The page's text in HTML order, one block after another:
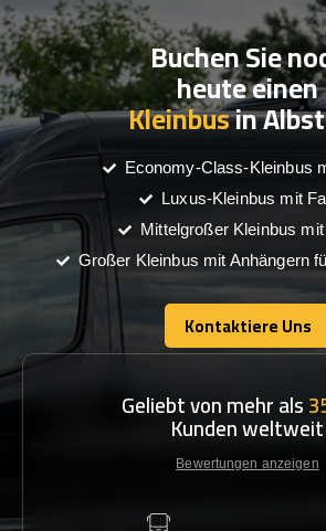
Buchen Sie
heute einen
Kleinbusin
Economy-Class-Kleinbus
Luxus-Kleinbus mit
Mittelgroßer Kleinbus
Großer Kleinbus mit Anhängern
Kontaktiere Uns
Kontaktiere Uns
Geliebt von mehr als
Kunden weltweit
Bewertungen anzeigen